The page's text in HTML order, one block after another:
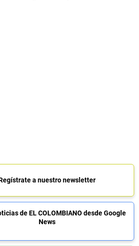
a nuestro newsletter
de EL COLOMBIANO desde Google
News